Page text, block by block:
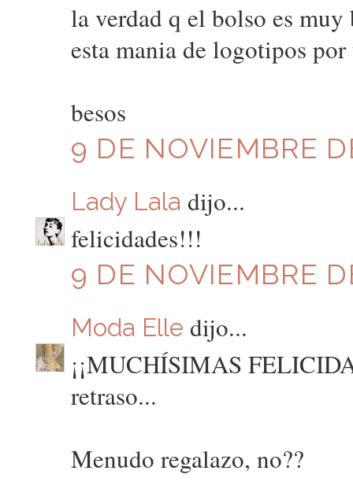
la verdad q el bolso es
esta mania de logotipos
besos
9 DE NOVIEMBRE
Lady Lala dijo...
felicidades!!!
9 DE NOVIEMBRE
Moda Elle dijo...
¡¡MUCHÍSIMAS
retraso...
Menudo regalazo, no??